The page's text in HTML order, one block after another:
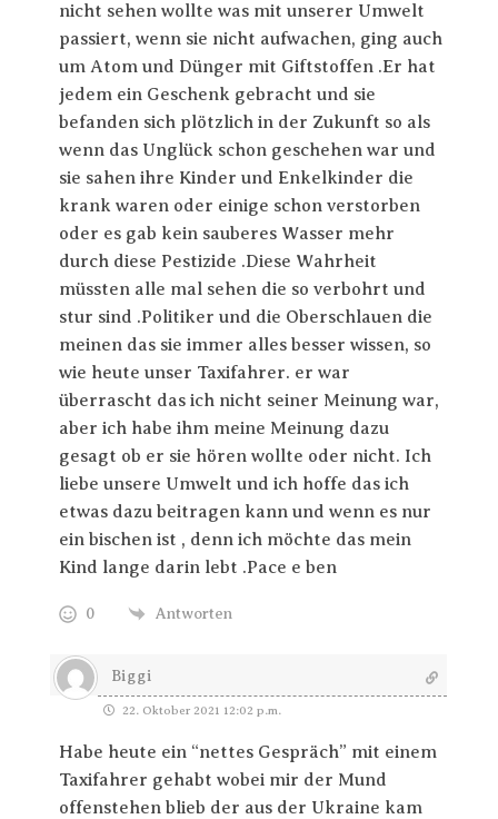
nicht sehen wollte was mit unserer Umwelt
passiert, wenn sie nicht aufwachen, ging auch
um Atom und Dünger mit Giftstoffen .Er hat
jedem ein Geschenk gebracht und sie
befanden sich plötzlich in der Zukunft so als
wenn das Unglück schon geschehen war und
sie sahen ihre Kinder und Enkelkinder die
krank waren oder einige schon verstorben
oder es gab kein sauberes Wasser mehr
durch diese Pestizide .Diese Wahrheit
müssten alle mal sehen die so verbohrt und
stur sind .Politiker und die Oberschlauen die
meinen das sie immer alles besser wissen, so
wie heute unser Taxifahrer. er war
überrascht das ich nicht seiner Meinung war,
aber ich habe ihm meine Meinung dazu
gesagt ob er sie hören wollte oder nicht. Ich
liebe unsere Umwelt und ich hoffe das ich
etwas dazu beitragen kann und wenn es nur
ein bischen ist , denn ich möchte das mein
Kind lange darin lebt .Pace e ben
0 Antworten
Biggi
22. Oktober 2021 12:02 p.m.
Habe heute ein “nettes Gespräch” mit einem
Taxifahrer gehabt wobei mir der Mund
offenstehen blieb der aus der Ukraine kam